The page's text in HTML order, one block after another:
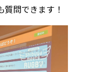
問できます！